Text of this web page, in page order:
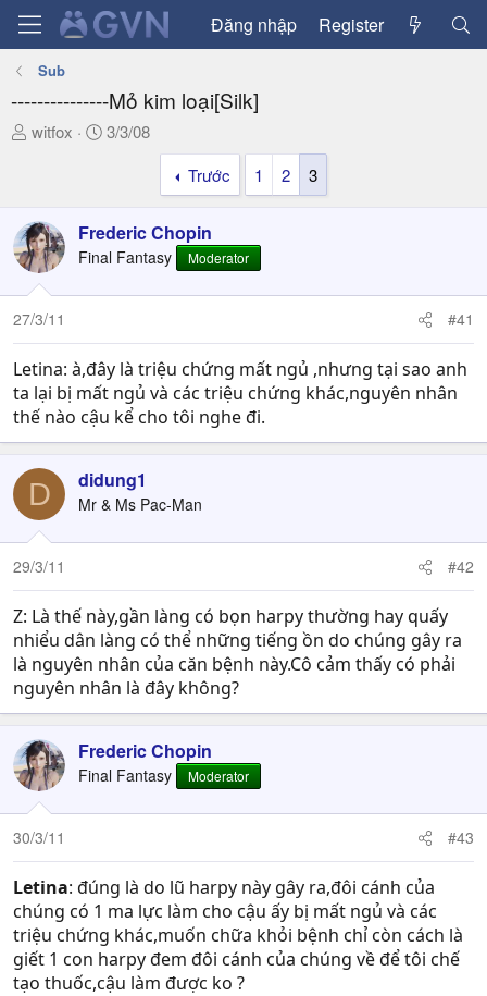
Đăng nhập Register
Sub
---------------Mỏ kim loại[Silk]
T
a
d
s
t
a
t
e
r
witfox
N
g
ử
i
3/3/08
Trước
1 2 3
Frederic Chopin
Final Fantasy Moderator
27/3/11 #41
Letina: à,đây là triệu chứng mất ngủ ,nhưng tại sao anh
ta lại bị mất ngủ và các triệu chứng khác,nguyên nhân
thế nào cậu kể cho tôi nghe đi.
D didung1
Mr & Ms Pac-Man
29/3/11 #42
Z: Là thế này,gần làng có bọn harpy thường hay quấy
nhiểu dân làng có thể những tiếng ồn do chúng gây ra
là nguyên nhân của căn bệnh này.Cô cảm thấy có phải
nguyên nhân là đây không?
Frederic Chopin
Final Fantasy Moderator
30/3/11 #43
Letina: đúng là do lũ harpy này gây ra,đôi cánh của
chúng có 1 ma lực làm cho cậu ấy bị mất ngủ và các
triệu chứng khác,muốn chữa khỏi bệnh chỉ còn cách là
giết 1 con harpy đem đôi cánh của chúng về để tôi chế
tạo thuốc,cậu làm được ko ?